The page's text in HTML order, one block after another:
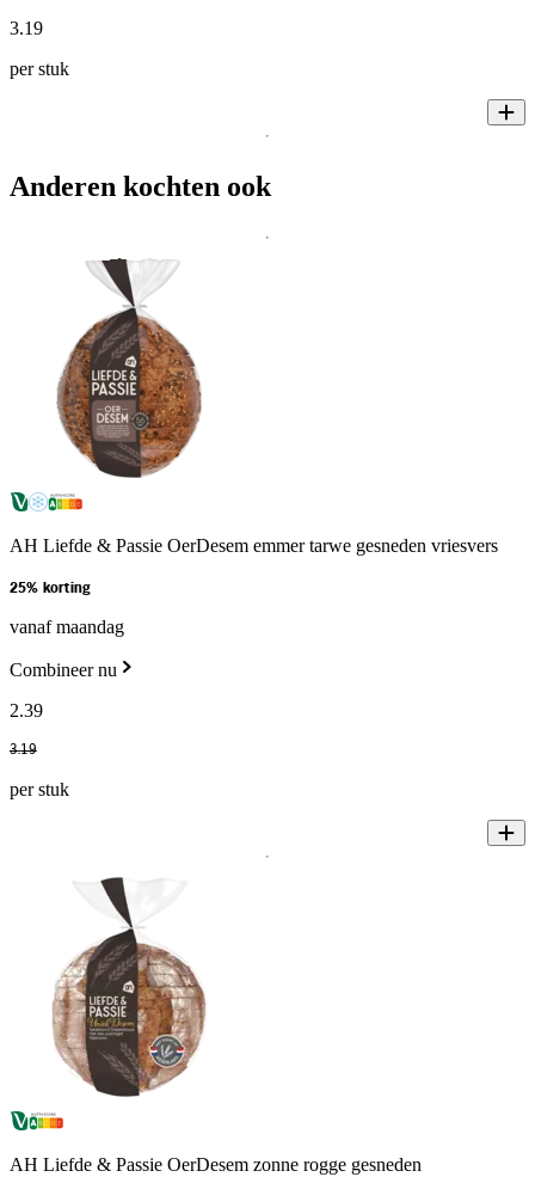
3.19
per stuk
Anderen kochten ook
AH Liefde & Passie OerDesem emmer tarwe gesneden vriesvers
25% korting
vanaf maandag
Combineer nu
2.39
3.19
per stuk
AH Liefde & Passie OerDesem zonne rogge gesneden